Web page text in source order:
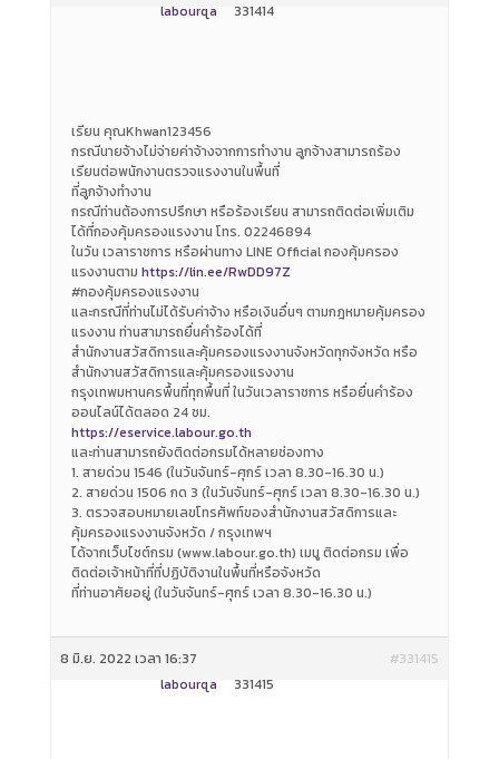
labourqa
331414
เรียน คุณKhwan123456
กรณีนายจ้างไม่จ่ายค่าจ้างจากการทำงาน ลูกจ้างสามารถร้อง
เรียนต่อพนักงานตรวจแรงงานในพื้นที่
ที่ลูกจ้างทำงาน
กรณีท่านต้องการปรึกษา หรือร้องเรียน สามารถติดต่อเพิ่มเติม
ได้ที่กองคุ้มครองแรงงาน โทร. 02246894
ในวัน เวลาราชการ หรือผ่านทาง LINE Official กองคุ้มครอง
แรงงานตาม https://lin.ee/RwDD97Z
#กองคุ้มครองแรงงาน
และกรณีที่ท่านไม่ได้รับค่าจ้าง หรือเงินอื่นๆ ตามกฎหมายคุ้มครอง
แรงงาน ท่านสามารถยื่นคำร้องได้ที่
สำนักงานสวัสดิการและคุ้มครองแรงงานจังหวัดทุกจังหวัด หรือ
สำนักงานสวัสดิการและคุ้มครองแรงงาน
กรุงเทพมหานครพื้นที่ทุกพื้นที่ ในวันเวลาราชการ หรือยื่นคำร้อง
ออนไลน์ได้ตลอด 24 ชม.
https://eservice.labour.go.th
และท่านสามารถยังติดต่อกรมได้หลายช่องทาง
1. สายด่วน 1546 (ในวันจันทร์-ศุกร์ เวลา 8.30-16.30 น.)
2. สายด่วน 1506 กด 3 (ในวันจันทร์-ศุกร์ เวลา 8.30-16.30 น.)
3. ตรวจสอบหมายเลขโทรศัพท์ของสำนักงานสวัสดิการและ
คุ้มครองแรงงานจังหวัด / กรุงเทพฯ
ได้จากเว็บไซต์กรม (www.labour.go.th) เมนู ติดต่อกรม เพื่อ
ติดต่อเจ้าหน้าที่ที่ปฏิบัติงานในพื้นที่หรือจังหวัด
ที่ท่านอาศัยอยู่ (ในวันจันทร์-ศุกร์ เวลา 8.30-16.30 น.)
8 มิ.ย. 2022 เวลา 16:37
#331415
labourqa
331415